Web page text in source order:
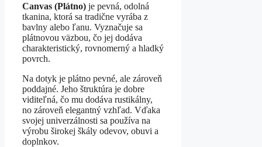
Canvas (Plátno) je pevná, odolná
tkanina, ktorá sa tradične vyrába z
bavlny alebo ľanu. Vyznačuje sa
plátnovou väzbou, čo jej dodáva
charakteristický, rovnomerný a hladký
povrch.
Na dotyk je plátno pevné, ale zároveň
poddajné. Jeho štruktúra je dobre
viditeľná, čo mu dodáva rustikálny,
no zároveň elegantný vzhľad. Vďaka
svojej univerzálnosti sa používa na
výrobu širokej škály odevov, obuvi a
doplnkov.